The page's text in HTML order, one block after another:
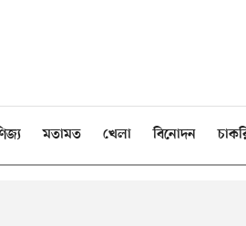
মতামত খেলা বিনোদন